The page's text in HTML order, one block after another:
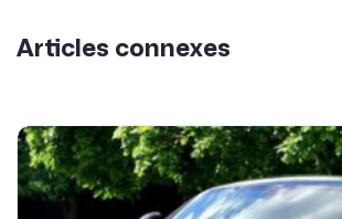
Articles connexes